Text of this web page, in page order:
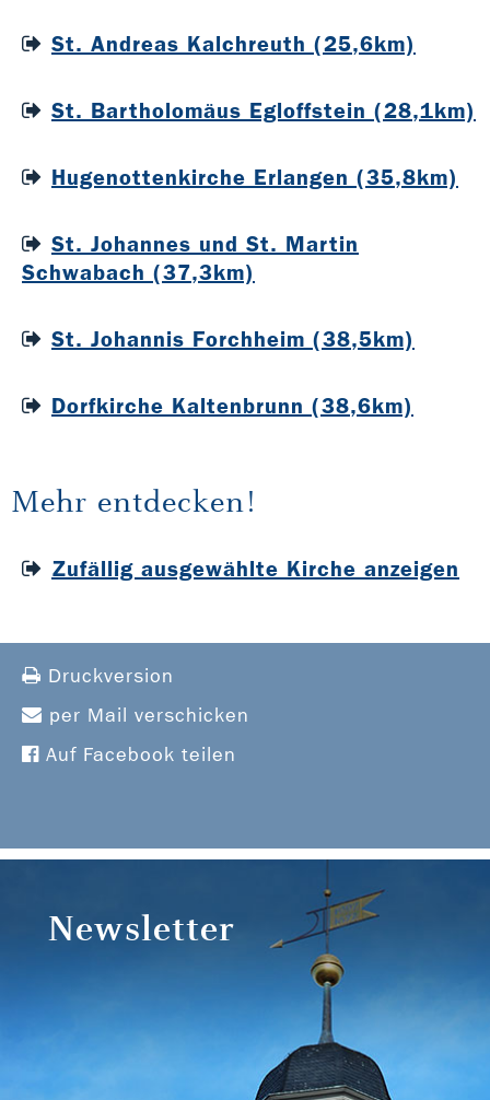
St. Andreas Kalchreuth (25,6km)
St. Bartholomäus Egloffstein (28,1km)
Hugenottenkirche Erlangen (35,8km)
St. Johannes und St. Martin
Schwabach (37,3km)
St. Johannis Forchheim (38,5km)
Dorfkirche Kaltenbrunn (38,6km)
Mehr entdecken!
Zufällig ausgewählte Kirche anzeigen
Druckversion
per Mail verschicken
Auf Facebook teilen
Newsletter